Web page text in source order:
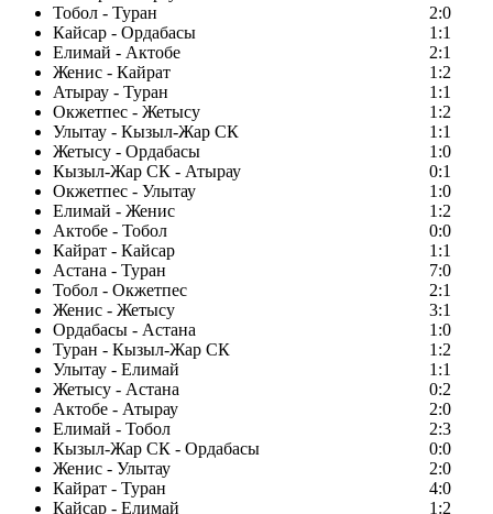
Тобол - Туран
2:0
Кайсар - Ордабасы
1:1
Елимай - Актобе
2:1
Женис - Кайрат
1:2
Атырау - Туран
1:1
Окжетпес - Жетысу
1:2
Улытау - Кызыл-Жар СК
1:1
Жетысу - Ордабасы
1:0
Кызыл-Жар СК - Атырау
0:1
Окжетпес - Улытау
1:0
Елимай - Женис
1:2
Актобе - Тобол
0:0
Кайрат - Кайсар
1:1
Астана - Туран
7:0
Тобол - Окжетпес
2:1
Женис - Жетысу
3:1
Ордабасы - Астана
1:0
Туран - Кызыл-Жар СК
1:2
Улытау - Елимай
1:1
Жетысу - Астана
0:2
Актобе - Атырау
2:0
Елимай - Тобол
2:3
Кызыл-Жар СК - Ордабасы
0:0
Женис - Улытау
2:0
Кайрат - Туран
4:0
Кайсар - Елимай
1:2